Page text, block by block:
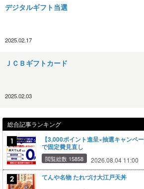
デジタルギフト当選
2025.02.17
ＪＣＢギフトカード
2025.02.03
総合記事ランキング
【3,000ポイント進呈×抽選キャンペ
で固定費見直し
閲覧総数 15858 2026.08.04 11:00
てんや名物 たれづけ大江戸天丼